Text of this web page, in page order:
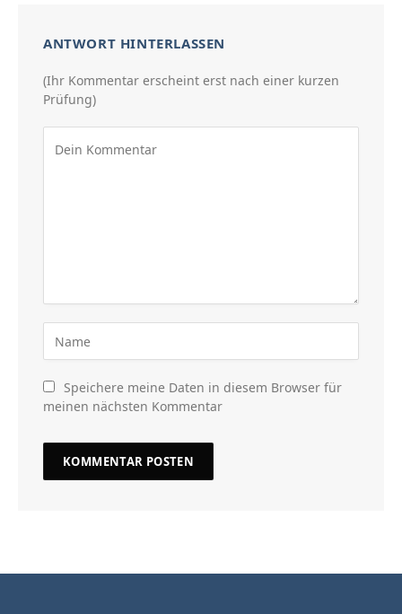
ANTWORT HINTERLASSEN
(Ihr Kommentar erscheint erst nach einer kurzen
Prüfung)
Speichere meine Daten in diesem Browser für
meinen nächsten Kommentar